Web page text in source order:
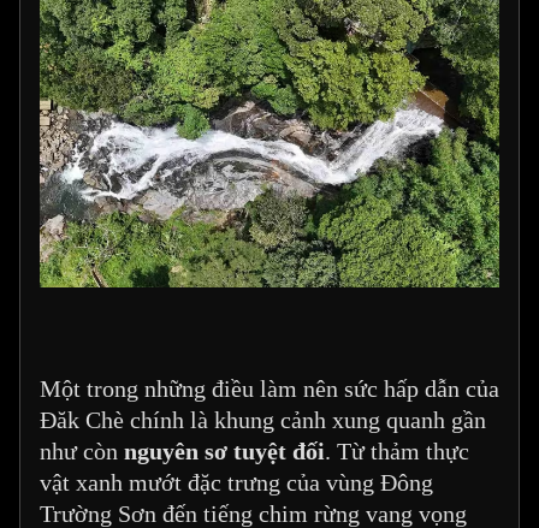
Một trong những điều làm nên sức hấp dẫn của
Đăk Chè chính là khung cảnh xung quanh gần
như còn nguyên sơ tuyệt đối. Từ thảm thực
vật xanh mướt đặc trưng của vùng Đông
Trường Sơn đến tiếng chim rừng vang vọng